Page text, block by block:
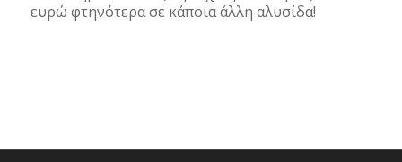
ευρώ φτηνότερα σε κάποια άλλη αλυσίδα!